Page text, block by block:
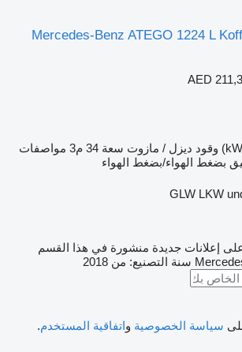
Mercedes-Benz ATEGO 1224 L
AED
وقود ديزل / مازوت سعة 34 م3
مواصفات
بضغط الهواء/بضغط الهواء
GLW LKW
إعلانات جديدة منشورة في هذا القسم
سنة التصنيع: من 2018
سياسة الخصوصية واتفاقية المستخدم.